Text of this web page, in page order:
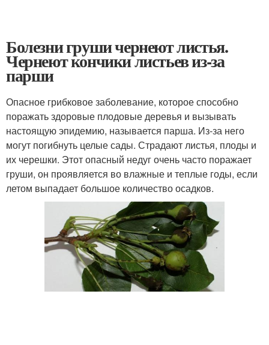
Болезни груши чернеют листья.
Чернеют кончики листьев из-за
парши
Опасное грибковое заболевание, которое способно
поражать здоровые плодовые деревья и вызывать
настоящую эпидемию, называется парша. Из-за него
могут погибнуть целые сады. Страдают листья, плоды и
их черешки. Этот опасный недуг очень часто поражает
груши, он проявляется во влажные и теплые годы, если
летом выпадает большое количество осадков.